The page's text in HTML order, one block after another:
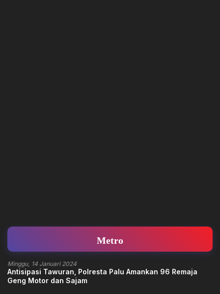
Metro
Minggu, 14 Januari 2024
Antisipasi Tawuran, Polresta Palu Amankan 96 Remaja
Geng Motor dan Sajam